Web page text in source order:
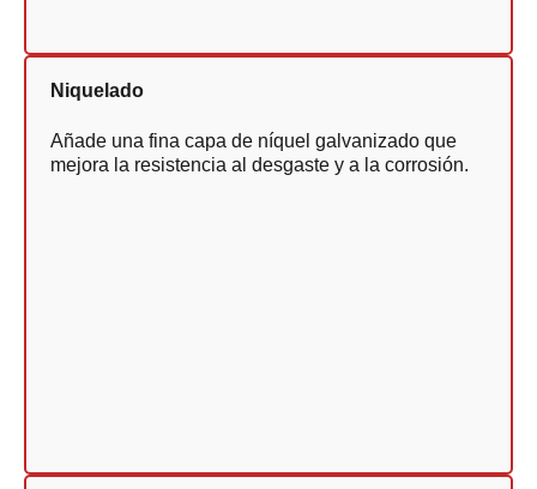
Niquelado
Añade una fina capa de níquel galvanizado que
mejora la resistencia al desgaste y a la corrosión.